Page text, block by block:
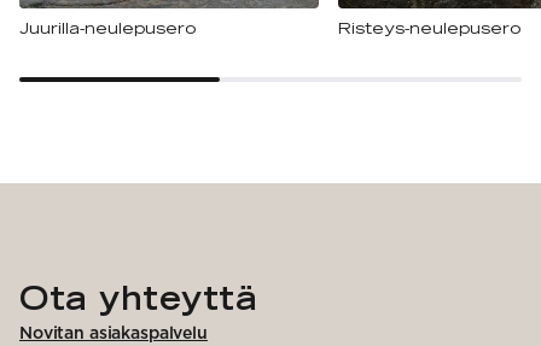
Juurilla-neulepusero Risteys-neulepusero
Ota yhteyttä
Novitan asiakaspalvelu